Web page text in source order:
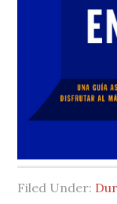
Filed Under: